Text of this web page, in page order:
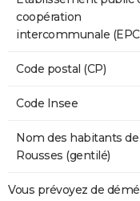
coopération
intercommunale
Code postal (CP)
Code Insee
Nom des habitants de
Rousses (gentilé)
Vous prévoyez de